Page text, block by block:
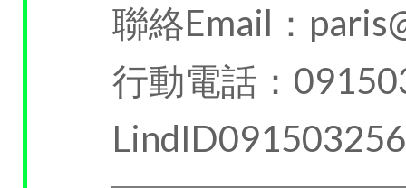
聯絡Email：
行動電話：